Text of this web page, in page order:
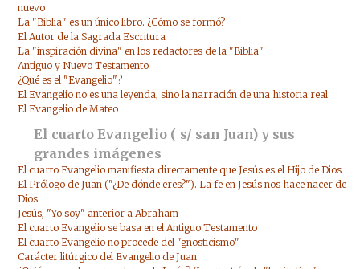
nuevo
La "Biblia" es un único libro. ¿Cómo se formó?
El Autor de la Sagrada Escritura
La "inspiración divina" en los redactores de la "Biblia"
Antiguo y Nuevo Testamento
¿Qué es el "Evangelio"?
El Evangelio no es una leyenda, sino la narración de una historia real
El Evangelio de Mateo
El cuarto Evangelio ( s/ san Juan) y sus
grandes imágenes
El cuarto Evangelio manifiesta directamente que Jesús es el Hijo de Dios
El Prólogo de Juan ("¿De dónde eres?"). La fe en Jesús nos hace nacer de
Dios
Jesús, "Yo soy" anterior a Abraham
El cuarto Evangelio se basa en el Antiguo Testamento
El cuarto Evangelio no procede del "gnosticismo"
Carácter litúrgico del Evangelio de Juan